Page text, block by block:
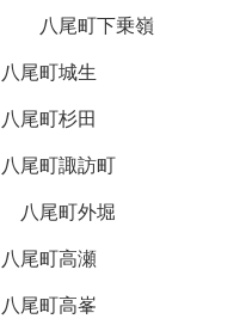
八尾町下乗嶺
八尾町城生
八尾町杉田
八尾町諏訪町
八尾町外堀
八尾町高瀬
八尾町高峯